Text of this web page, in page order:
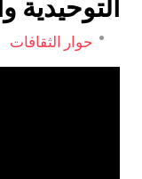
التوحيدية
حوار الثقافات